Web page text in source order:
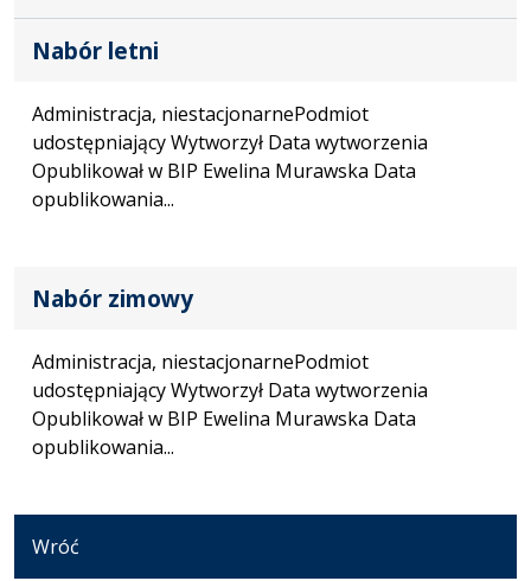
Nabór letni
Administracja, niestacjonarnePodmiot
udostępniający Wytworzył Data wytworzenia
Opublikował w BIP Ewelina Murawska Data
opublikowania...
Nabór zimowy
Administracja, niestacjonarnePodmiot
udostępniający Wytworzył Data wytworzenia
Opublikował w BIP Ewelina Murawska Data
opublikowania...
Wróć